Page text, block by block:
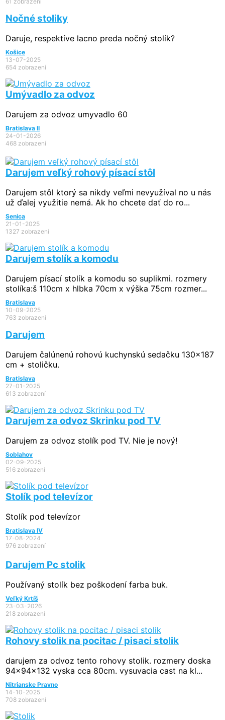
Nočné stoliky
Daruje, respektíve lacno preda nočný stolík?
Košice
13-07-2025
654 zobrazení
Umývadlo za odvoz
Darujem za odvoz umyvadlo 60
Bratislava II
24-01-2026
468 zobrazení
Darujem veľký rohový písací stôl
Darujem stôl ktorý sa nikdy veľmi nevyužíval no u nás
už ďalej využitie nemá. Ak ho chcete dať do ro...
Senica
21-01-2025
1327 zobrazení
Darujem stolík a komodu
Darujem písací stolík a komodu so suplikmi. rozmery
stolíka:š 110cm x hlbka 70cm x výška 75cm rozmer...
Bratislava
10-09-2025
763 zobrazení
Darujem
Darujem čalúnenú rohovú kuchynskú sedačku 130x187
cm + stoličku.
Bratislava
27-01-2025
613 zobrazení
Darujem za odvoz Skrinku pod TV
Darujem za odvoz stolík pod TV. Nie je nový!
Soblahov
02-09-2025
516 zobrazení
Stolík pod televízor
Stolík pod televízor
Bratislava IV
17-08-2024
976 zobrazení
Darujem Pc stolik
Používaný stolík bez poškodení farba buk.
Veľký Krtíš
23-03-2026
218 zobrazení
Rohovy stolik na pocitac / pisaci stolik
darujem za odvoz tento rohovy stolik. rozmery doska
94x94x132 vyska cca 80cm. vysuvacia cast na kl...
Nitrianske Pravno
14-10-2025
708 zobrazení